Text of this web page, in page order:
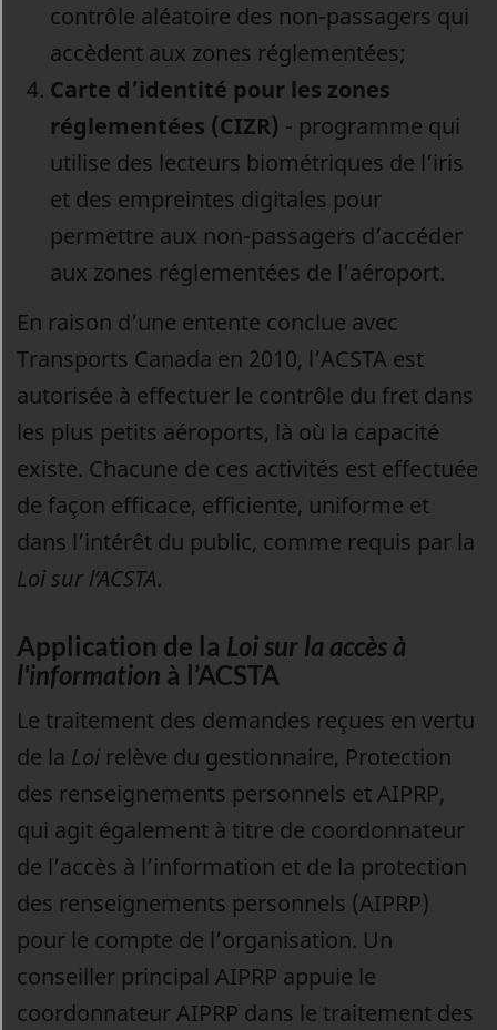
contrôle aléatoire des non-passagers qui
accèdent aux zones réglementées;
Carte d’identité pour les zones
réglementées (CIZR) - programme qui
utilise des lecteurs biométriques de l’iris
et des empreintes digitales pour
permettre aux non-passagers d’accéder
aux zones réglementées de l’aéroport.
En raison d’une entente conclue avec
Transports Canada en 2010, l’ACSTA est
autorisée à effectuer le contrôle du fret dans
les plus petits aéroports, là où la capacité
existe. Chacune de ces activités est effectuée
de façon efficace, efficiente, uniforme et
dans l’intérêt du public, comme requis par la
Loi sur l’ACSTA.
Application de la Loi sur la accès à
l'information à l’ACSTA
Le traitement des demandes reçues en vertu
de la Loi relève du gestionnaire, Protection
des renseignements personnels et AIPRP,
qui agit également à titre de coordonnateur
de l’accès à l’information et de la protection
des renseignements personnels (AIPRP)
pour le compte de l’organisation. Un
conseiller principal AIPRP appuie le
coordonnateur AIPRP dans le traitement des